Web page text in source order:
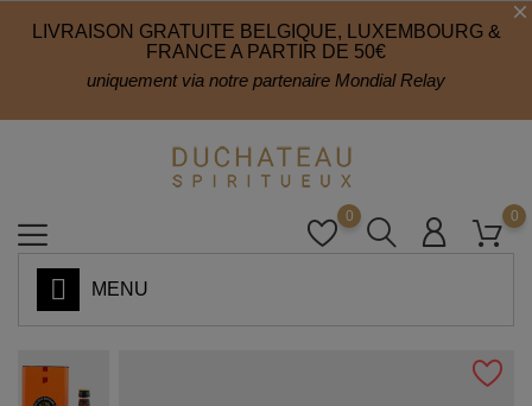
LIVRAISON GRATUITE BELGIQUE, LUXEMBOURG &
FRANCE A PARTIR DE 50€
uniquement via notre partenaire Mondial Relay
0
0
MENU